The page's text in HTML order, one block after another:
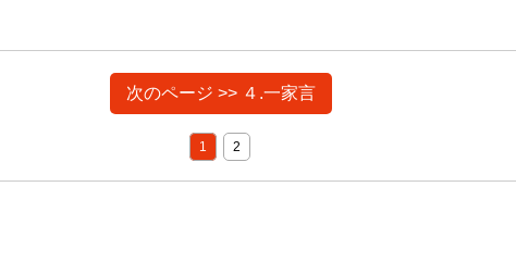
次のページ >> ４.一家言
1 2